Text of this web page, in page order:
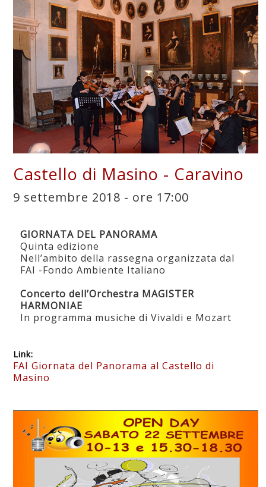
Castello di Masino - Caravino
9 settembre 2018 - ore 17:00
GIORNATA DEL PANORAMA
Quinta edizione
Nell’ambito della rassegna organizzata dal
FAI -Fondo Ambiente Italiano
Concerto dell’Orchestra MAGISTER
HARMONIAE
In programma musiche di Vivaldi e Mozart
Link:
FAI Giornata del Panorama al Castello di
Masino